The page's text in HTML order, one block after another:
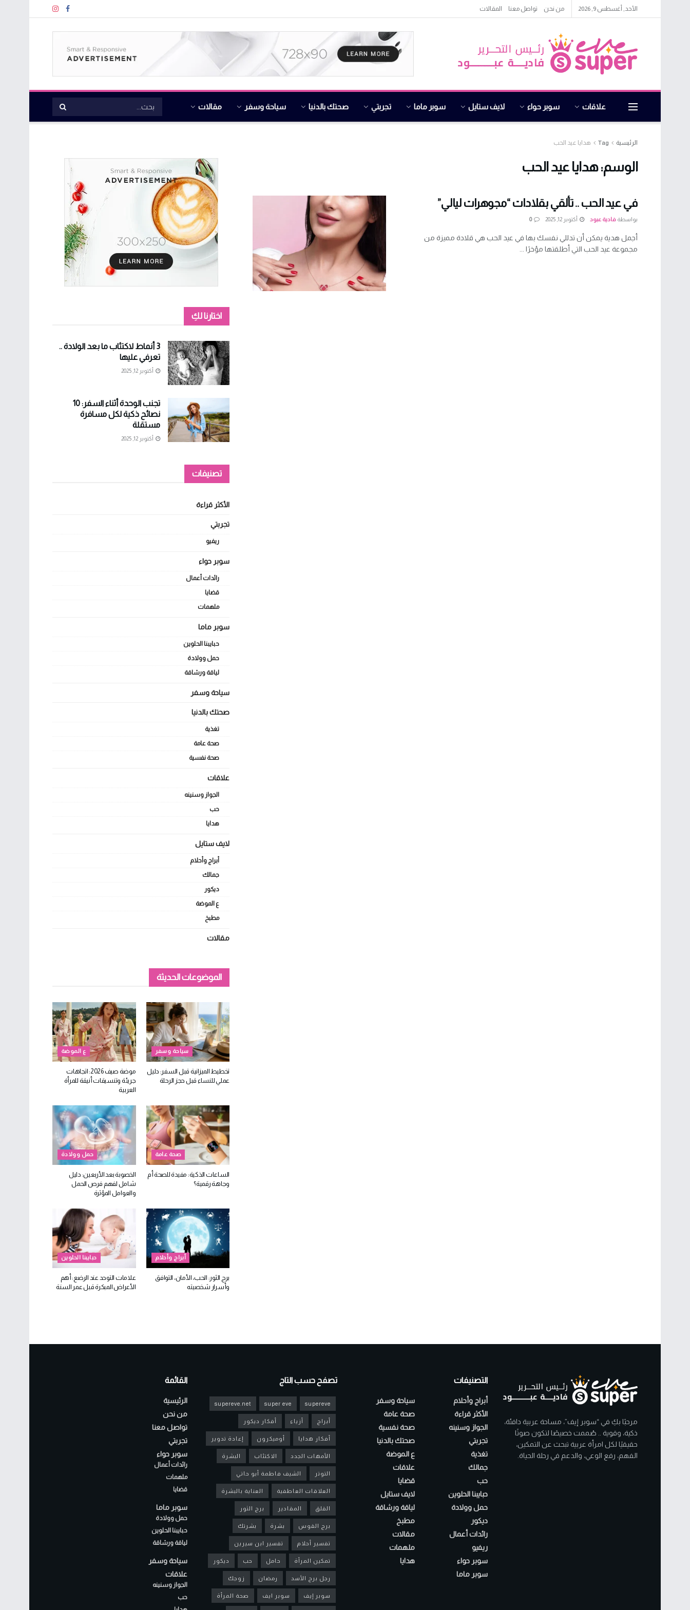
الأحد, أغسطس 9, 2026 من نحن تواصل معنا المقالات
علاقات سوبر حواء لايف ستايل سوبر ماما تجربتي صحتك بالدنيا سياحة وسفر مقالات
الرئيسية Tag هدايا عيد الحب
الوسم:هدايا عيد الحب
في عيد الحب .. تألقي بقلادات “مجوهرات ليالي”
بواسطة فادية عبود أكتوبر 12, 2025 0
أجمل هدية يمكن أن تدللي نفسك بها في عيد الحب هي قلادة مميزة من
مجموعة عيد الحب التي أطلقتها مؤخرًا ...
اختارنا لكِ
3 أنماط لاكتئاب ما بعد الولادة ..
تعرفي عليها
أكتوبر 12, 2025
تجنب الوحدة أثناء السفر: 10
نصائح ذكية لكل مسافرة
مستقلة
أكتوبر 12, 2025
تصنيفات
الأكثر قراءة
تجربتي
ريفيو
سوبر حواء
رائدات أعمال
قضايا
ملهمات
سوبر ماما
حبايبنا الحلوين
حمل وولادة
لياقة ورشاقة
سياحة وسفر
صحتك بالدنيا
تغذية
صحة عامة
صحة نفسية
علاقات
الجواز وسنينه
حب
هدايا
لايف ستايل
أبراج وأحلام
جمالك
ديكور
ع الموضة
مطبخ
مقالات
الموضوعات الحديثة
سياحة وسفر
تخطيط الميزانية قبل السفر: دليل
عملي للنساء قبل حجز الرحلة
ع الموضة
موضة صيف 2026: اتجاهات
جريئة وتنسيقات أنيقة للمرأة
العربية
صحة عامة
الساعات الذكية: مفيدة للصحة أم
وجاهة رقمية؟
حمل وولادة
الخصوبة بعد الأربعين: دليل
شامل لفهم فرص الحمل
والعوامل المؤثرة
أبراج وأحلام
برج الثور: الحب، الأمان، التوافق
وأسرار شخصيته
حبايبنا الحلوين
علامات التوحد عند الرضع: أهم
الأعراض المبكرة قبل عمر السنة
مرحبًا بكِ في “سوبر إيف”، مساحة عربية دافئة،
ذكية، وقوية .. صُممت خصيصًا لتكون صوتًا
حقيقيًا لكل امرأة عربية تبحث عن التمكين،
الفهم، رفع الوعي، والدعم في رحلة الحياة.
التصنيفات
أبراج وأحلام
الأكثر قراءة
الجواز وسنينه
تجربتي
تغذية
جمالك
حب
حبايبنا الحلوين
حمل وولادة
ديكور
رائدات أعمال
ريفيو
سوبر حواء
سوبر ماما
سياحة وسفر
صحة عامة
صحة نفسية
صحتك بالدنيا
ع الموضة
علاقات
قضايا
لايف ستايل
لياقة ورشاقة
مطبخ
مقالات
ملهمات
هدايا
تصفح حسب التاج
supereve
super eve
supereve.net
أبراج أزياء أفكار ديكور
أفكار هدايا أوميكرون إعادة تدوير
الأمهات الجدد الاكتئاب البشرة
التوتر الشيف فاطمة أبو حاتي
العلاقات العاطفية العناية بالبشرة
القلق المقادير برج الثور
برج القوس بشرة بشرتك
تفسير أحلام تفسير ابن سيرين
تمكين المرأة حامل حب ديكور
رجل برج الأسد رمضان زوجك
سوبر إيف سوبر ايف صحة المرأة
القائمة
الرئيسية
من نحن
تواصل معنا
تجربتي
سوبر حواء
رائدات أعمال
ملهمات
قضايا
سوبر ماما
حمل وولادة
حبايبنا الحلوين
لياقة ورشاقة
سياحة وسفر
علاقات
الجواز وسنينه
حب